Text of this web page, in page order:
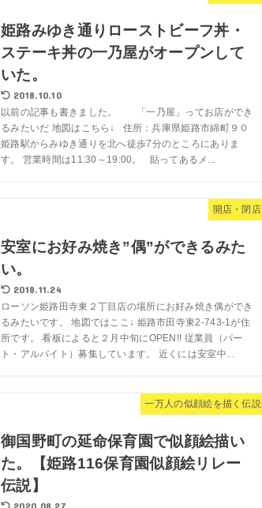
姫路みゆき通りローストビーフ丼・
ステーキ丼の一乃屋がオープンして
いた。
2018.10.10
以前の記事も書きました。 「一乃屋」ってお店ができ
るみたいだ 地図はこちら↓ 住所：兵庫県姫路市綿町９０
姫路駅からみゆき通りを北へ徒歩7分のところにありま
す。 営業時間は11:30～19:00。 貼ってあるメ...
開店・閉店
安室にお好み焼き”偶”ができるみた
い。
2018.11.24
ローソン姫路田寺東２丁目店の場所にお好み焼き偶ができ
るみたいです。 地図ではここ↓ 姫路市田寺東2-743-1が住
所です。 看板によると２月中旬にOPEN!! 従業員（パー
ト・アルバイト）募集しています。 近くには安室中...
一万人の似顔絵を描く伝説
御国野町の延命保育園で似顔絵描い
た。【姫路116保育園似顔絵リレー
伝説】